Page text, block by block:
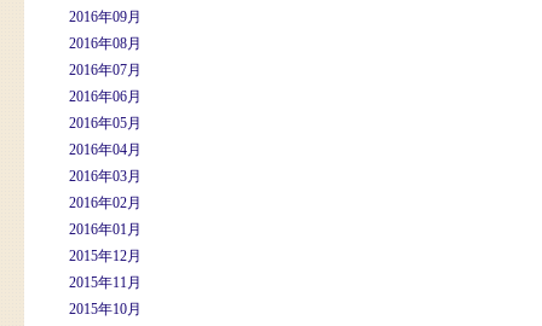
2016年09月
2016年08月
2016年07月
2016年06月
2016年05月
2016年04月
2016年03月
2016年02月
2016年01月
2015年12月
2015年11月
2015年10月